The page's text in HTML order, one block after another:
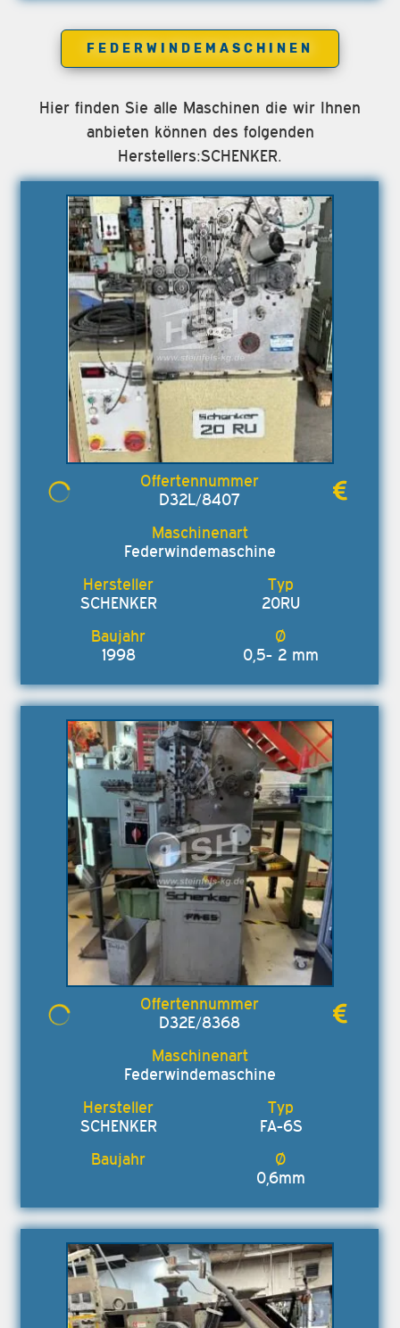
FEDERWINDEMASCHINEN
Hier finden Sie alle Maschinen die wir Ihnen
anbieten können des folgenden
Herstellers:SCHENKER.
D32L/8407
Federwindemaschine
SCHENKER 20RU
1998 0,5- 2 mm
D32E/8368
Federwindemaschine
SCHENKER FA-6S
0,6mm